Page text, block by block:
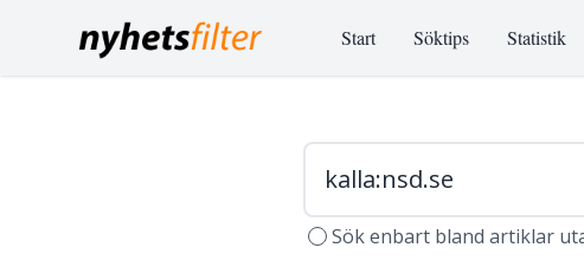
Start Söktips Statistik
Sök enbart bland artiklar